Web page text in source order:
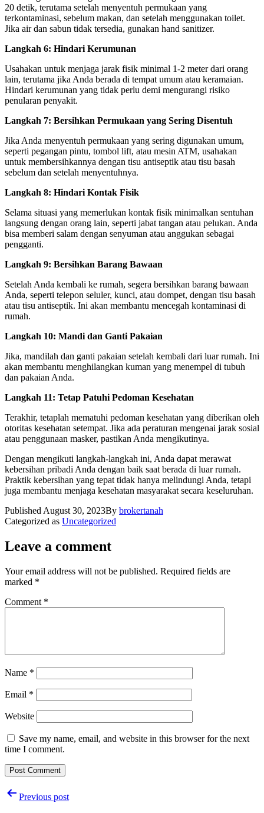
20 detik, terutama setelah menyentuh permukaan yang
terkontaminasi, sebelum makan, dan setelah menggunakan toilet.
Jika air dan sabun tidak tersedia, gunakan hand sanitizer.
Langkah 6: Hindari Kerumunan
Usahakan untuk menjaga jarak fisik minimal 1-2 meter dari orang
lain, terutama jika Anda berada di tempat umum atau keramaian.
Hindari kerumunan yang tidak perlu demi mengurangi risiko
penularan penyakit.
Langkah 7: Bersihkan Permukaan yang Sering Disentuh
Jika Anda menyentuh permukaan yang sering digunakan umum,
seperti pegangan pintu, tombol lift, atau mesin ATM, usahakan
untuk membersihkannya dengan tisu antiseptik atau tisu basah
sebelum dan setelah menyentuhnya.
Langkah 8: Hindari Kontak Fisik
Selama situasi yang memerlukan kontak fisik minimalkan sentuhan
langsung dengan orang lain, seperti jabat tangan atau pelukan. Anda
bisa memberi salam dengan senyuman atau anggukan sebagai
pengganti.
Langkah 9: Bersihkan Barang Bawaan
Setelah Anda kembali ke rumah, segera bersihkan barang bawaan
Anda, seperti telepon seluler, kunci, atau dompet, dengan tisu basah
atau tisu antiseptik. Ini akan membantu mencegah kontaminasi di
rumah.
Langkah 10: Mandi dan Ganti Pakaian
Jika, mandilah dan ganti pakaian setelah kembali dari luar rumah. Ini
akan membantu menghilangkan kuman yang menempel di tubuh
dan pakaian Anda.
Langkah 11: Tetap Patuhi Pedoman Kesehatan
Terakhir, tetaplah mematuhi pedoman kesehatan yang diberikan oleh
otoritas kesehatan setempat. Jika ada peraturan mengenai jarak sosial
atau penggunaan masker, pastikan Anda mengikutinya.
Dengan mengikuti langkah-langkah ini, Anda dapat merawat
kebersihan pribadi Anda dengan baik saat berada di luar rumah.
Praktik kebersihan yang tepat tidak hanya melindungi Anda, tetapi
juga membantu menjaga kesehatan masyarakat secara keseluruhan.
Published August 30, 2023By brokertanah
Categorized as Uncategorized
Leave a comment
Your email address will not be published. Required fields are
marked *
Comment *
Name *
Email *
Website
Save my name, email, and website in this browser for the next
time I comment.
PostPrevious post